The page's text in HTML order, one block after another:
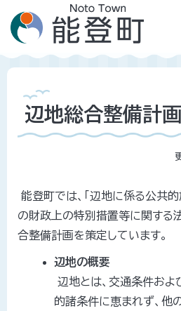
辺地総合整備計画
能登町では、「辺地に係る公共
の財政上の特別措置等に関する
合整備計画を策定しています。
辺地の概要
辺地とは、交通条件およ
的諸条件に恵まれず、他